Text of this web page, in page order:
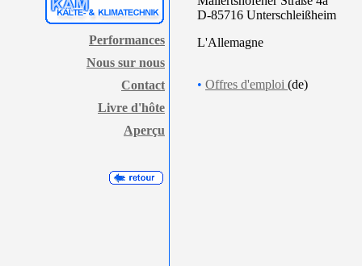
Performances
Nous sur nous
Contact
Livre d'hôte
Aperçu
D-85716 Unterschleißheim
L'Allemagne
• Offres d'emploi (de)